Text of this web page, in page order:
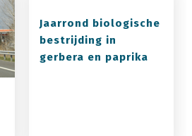
Jaarrond biologische
bestrijding in
gerbera en paprika